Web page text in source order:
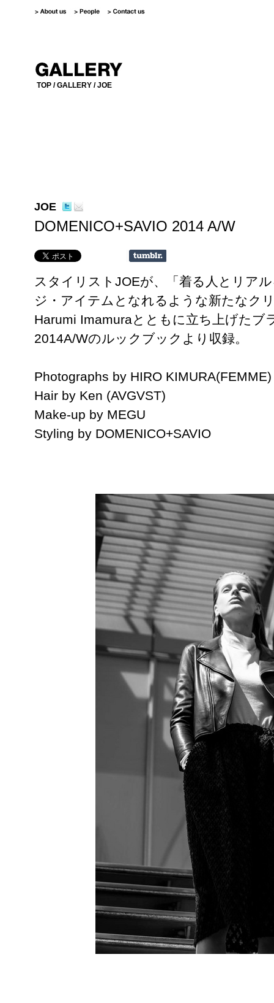
TOP /GALLERY / JOE
JOE
DOMENICO+SAVIO 2014 A/W
スタイリストJOEが、「着る人とリア
ジ・アイテムとなれるような新たなク
Harumi Imamuraとともに立ち上げたブ
2014A/Wのルックブックより収録。
Photographs by HIRO KIMURA(FEMME)
Hair by Ken (AVGVST)
Make-up by MEGU
Styling by DOMENICO+SAVIO